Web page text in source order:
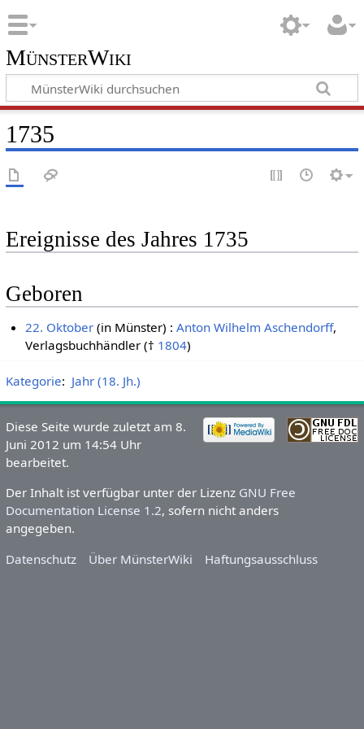
MünsterWiki
1735
Ereignisse des Jahres 1735
Geboren
22. Oktober (in Münster) :Anton Wilhelm Aschendorff,
Verlagsbuchhändler († 1804)
Kategorie: Jahr (18. Jh.)
Diese Seite wurde zuletzt am 8.
Juni 2012 um 14:54 Uhr
bearbeitet.
Der Inhalt ist verfügbar unter der Lizenz GNU Free
Documentation License 1.2, sofern nicht anders
angegeben.
Datenschutz
Über MünsterWiki Haftungsausschluss